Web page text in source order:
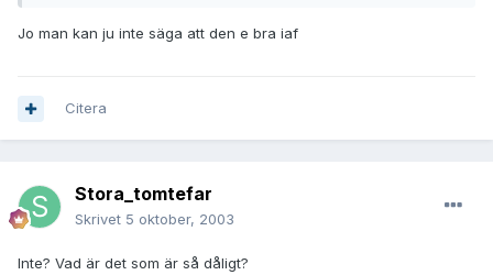
Jo man kan ju inte säga att den e bra iaf
Citera
Stora_tomtefar
Skrivet 5 oktober, 2003
Inte? Vad är det som är så dåligt?